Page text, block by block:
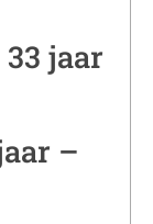
jaar
–